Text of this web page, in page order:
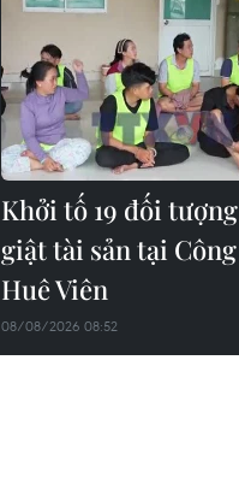
Khởi tố 19 đối
giật tài sản tại
Huê Viên
08/08/2026 08:52